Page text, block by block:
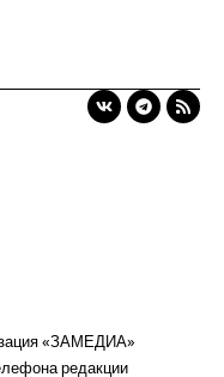
«ЗАМЕДИА»
редакции